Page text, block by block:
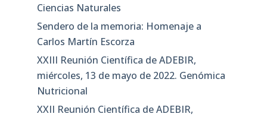
Ciencias Naturales
Sendero de la memoria: Homenaje a
Carlos Martín Escorza
XXIII Reunión Científica de ADEBIR,
miércoles, 13 de mayo de 2022. Genómica
Nutricional
XXII Reunión Científica de ADEBIR,